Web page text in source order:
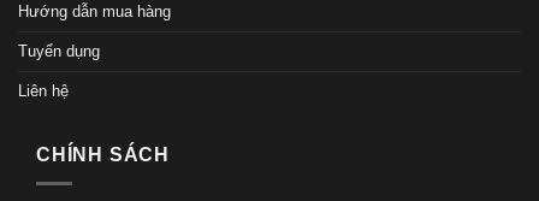
Hướng dẫn mua hàng
Tuyển dụng
Liên hệ
CHÍNH SÁCH